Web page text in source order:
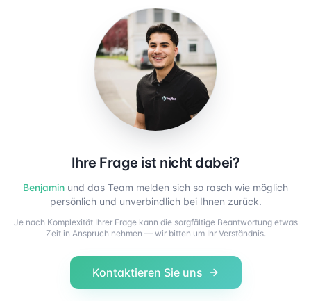
Ihre Frage ist nicht dabei?
Benjamin und das Team melden sich so rasch wie möglich
persönlich und unverbindlich bei Ihnen zurück.
Je nach Komplexität Ihrer Frage kann die sorgfältige Beantwortung etwas
Zeit in Anspruch nehmen — wir bitten um Ihr Verständnis.
Kontaktieren Sie uns